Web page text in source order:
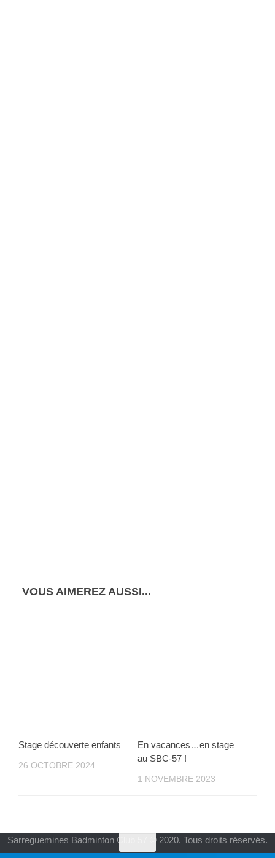
VOUS AIMEREZ AUSSI...
Stage découverte enfants
26 OCTOBRE 2024
En vacances…en stage
au SBC-57 !
1 NOVEMBRE 2023
Sarreguemines Badminton Club 57 © 2020. Tous droits réservés.